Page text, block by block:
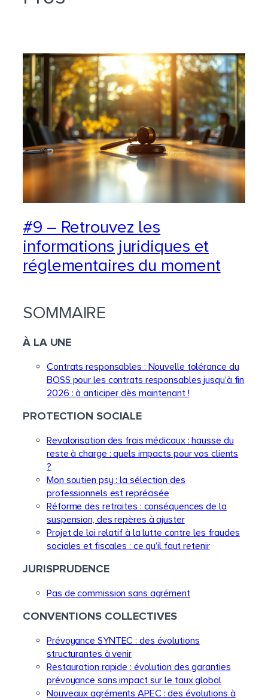
#9 – Retrouvez les
informations juridiques et
réglementaires du moment
SOMMAIRE
À LA UNE
Contrats responsables : Nouvelle tolérance du
BOSS pour les contrats responsables jusqu’à fin
2026 : à anticiper dès maintenant !
PROTECTION SOCIALE
Revalorisation des frais médicaux : hausse du
reste à charge : quels impacts pour vos clients
?
Mon soutien psy : la sélection des
professionnels est reprécisée
Réforme des retraites : conséquences de la
suspension, des repères à ajuster
Projet de loi relatif à la lutte contre les fraudes
sociales et fiscales : ce qu’il faut retenir
JURISPRUDENCE
Pas de commission sans agrément
CONVENTIONS COLLECTIVES
Prévoyance SYNTEC : des évolutions
structurantes à venir
Restauration rapide : évolution des garanties
prévoyance sans impact sur le taux global
Nouveaux agréments APEC : des évolutions à